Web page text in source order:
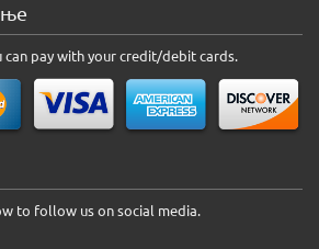
can pay with your credit/debit cards.
to follow us on social media.